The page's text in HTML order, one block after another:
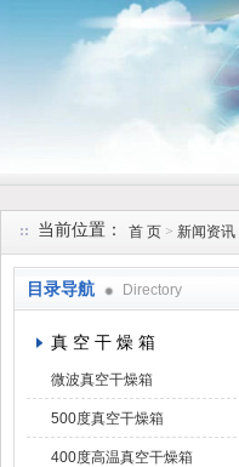
当前位置： 首 页 > 新闻资讯
目录导航 Directory
真 空 干 燥 箱
微波真空干燥箱
500度真空干燥箱
400度高温真空干燥箱